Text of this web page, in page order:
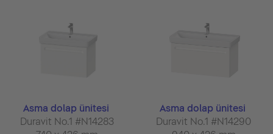
Asma dolap ünitesi
Duravit No.1 #N14283
Asma dolap ünitesi
Duravit No.1 #N14290